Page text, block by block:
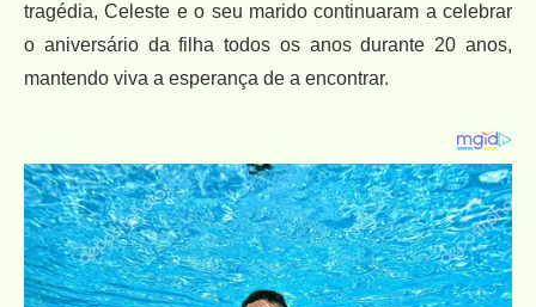
tragédia, Celeste e o seu marido continuaram a celebrar
o aniversário da filha todos os anos durante 20 anos,
mantendo viva a esperança de a encontrar.